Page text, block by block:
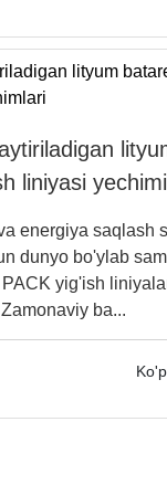
liniyasi
energiya saqlash
dunyo bo'ylab
yig'ish
ba...